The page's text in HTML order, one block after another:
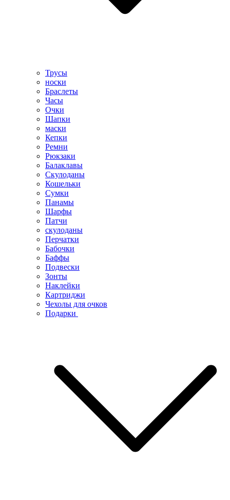
Трусы
носки
Браслеты
Часы
Очки
Шапки
маски
Кепки
Ремни
Рюкзаки
Балаклавы
Скулоданы
Кошельки
Сумки
Панамы
Шарфы
Патчи
скулоданы
Перчатки
Бабочки
Баффы
Подвески
Зонты
Наклейки
Картриджи
Чехолы для очков
Подарки